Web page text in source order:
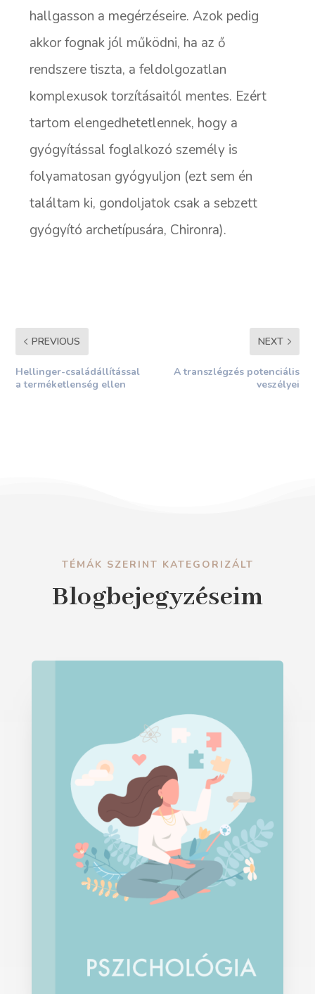
hallgasson a megérzéseire. Azok pedig
akkor fognak jól működni, ha az ő
rendszere tiszta, a feldolgozatlan
komplexusok torzításaitól mentes. Ezért
tartom elengedhetetlennek, hogy a
gyógyítással foglalkozó személy is
folyamatosan gyógyuljon (ezt sem én
találtam ki, gondoljatok csak a sebzett
gyógyító archetípusára, Chironra).
PREVIOUS
Hellinger-családállítással
a terméketlenség ellen
NEXT
A transzlégzés potenciális
veszélyei
TÉMÁK SZERINT KATEGORIZÁLT
Blogbejegyzéseim